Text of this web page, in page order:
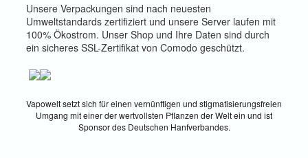
Unsere Verpackungen sind nach neuesten
Umweltstandards zertifiziert und unsere Server laufen mit
100% Ökostrom. Unser Shop und Ihre Daten sind durch
ein sicheres SSL-Zertifikat von Comodo geschützt.
Vapowelt setzt sich für einen vernünftigen und stigmatisierungsfreien
Umgang mit einer der wertvollsten Pflanzen der Welt ein und ist
Sponsor des Deutschen Hanfverbandes.